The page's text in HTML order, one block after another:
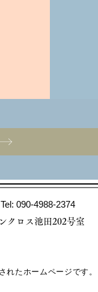
090-4988-2374
クロス池田202号室
れたホームページです。